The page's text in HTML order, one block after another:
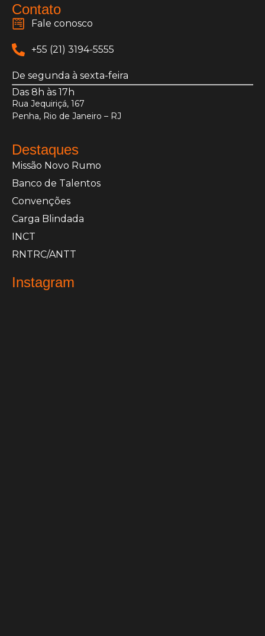
Contato
Fale conosco
+55 (21) 3194-5555
De segunda à sexta-feira
Das 8h às 17h
Rua Jequiriçá, 167
Penha, Rio de Janeiro – RJ
Destaques
Missão Novo Rumo
Banco de Talentos
Convenções
Carga Blindada
INCT
RNTRC/ANTT
Instagram